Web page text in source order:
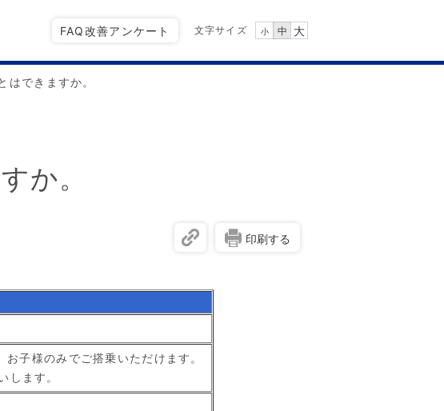
FAQ改善アンケート 文字サイズ 小 中 大
はできますか。
か。
印刷する
お子様のみでご搭乗いただけます。
します。